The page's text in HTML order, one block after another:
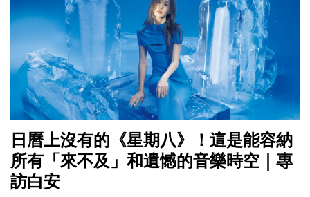
日曆上沒有的《星期八》！這是能容納
所有「來不及」和遺憾的音樂時空｜專
訪白安